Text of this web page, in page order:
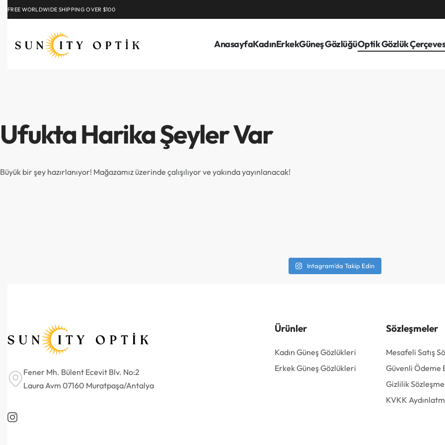
FREE WORLDWIDE SHIPPING OVER $100
AnasayfaKadınErkekGüneş GözlüğüOptik Gözlük
Ufukta Harika Şeyler Var
Büyük bir şey hazırlanıyor! Mağazamız üzerinde çalışılıyor ve yakında yayınlanacak!
Intagram'da Takip Edin
Fener Mh. Bülent Ecevit Blv. No:2
Laura Avm 07160 Muratpaşa/Antalya
Ürünler
Kadın Güneş Gözlükleri
Erkek Güneş Gözlükleri
Sözleşmeler
Mesafeli Satış
Güvenli Ödeme
Gizlilik
KVKK